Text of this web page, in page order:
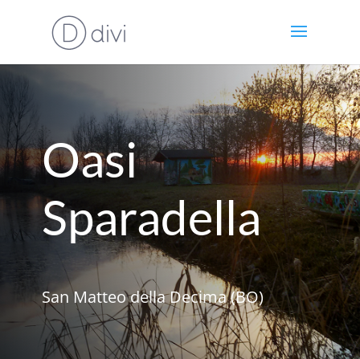
Oasi
Sparadella
San Matteo della Decima (BO)